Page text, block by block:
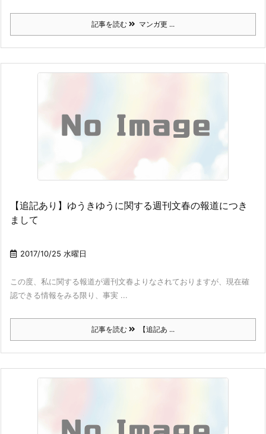
記事を読む マンガ更 ...
【追記あり】ゆうきゆうに関する週刊文春の報道につき
まして
2017/10/25 水曜日
この度、私に関する報道が週刊文春よりなされておりますが、現在確
認できる情報をみる限り、事実 ...
記事を読む 【追記あ ...